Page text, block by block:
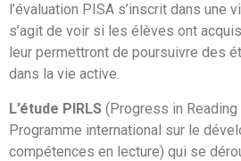
l’évaluation PISA s’inscrit dans une
s’agit de voir si les élèves ont
leur permettront de poursuivre des
dans la vie active.
L’étude PIRLS (Progress in
Programme international sur le
compétences en lecture) qui se